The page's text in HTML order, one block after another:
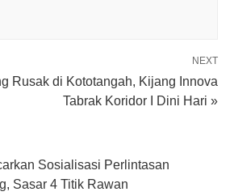
NEXT
Rusak di Kototangah, Kijang Innova
Tabrak Koridor I Dini Hari »
Sosialisasi Perlintasan
Sasar 4 Titik Rawan